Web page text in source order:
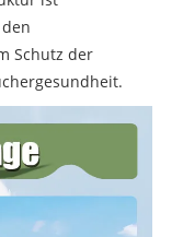
Schutz der